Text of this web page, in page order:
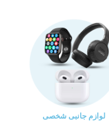
لوازم جانبی شخصی